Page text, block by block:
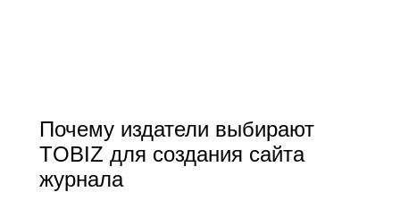
Почему издатели выбирают
TOBIZ для создания сайта
журнала